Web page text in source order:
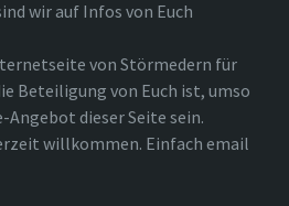
wir auf Infos von Euch
von Störmedern für
Beteiligung von Euch ist, umso
Angebot dieser Seite sein.
willkommen. Einfach email